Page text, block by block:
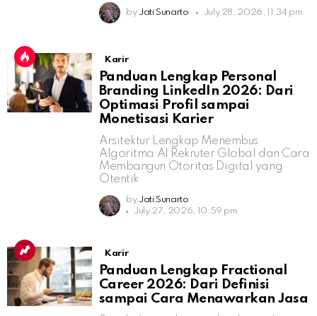
by Jati Sunarto July 28, 2026, 11:34 pm
Karir
Panduan Lengkap Personal
Branding LinkedIn 2026: Dari
Optimasi Profil sampai
Monetisasi Karier
Arsitektur Lengkap Menembus
Algoritma AI Rekruter Global dan Cara
Membangun Otoritas Digital yang
Otentik
by Jati Sunarto
July 27, 2026, 10:59 pm
Karir
Panduan Lengkap Fractional
Career 2026: Dari Definisi
sampai Cara Menawarkan Jasa